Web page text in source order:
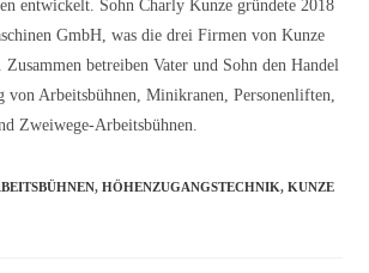
entwickelt. Sohn Charly Kunze gründete 2018
GmbH, was die drei Firmen von Kunze
betreiben Vater und Sohn den Handel
von Arbeitsbühnen, Minikranen, Personenliften,
Zweiwege-Arbeitsbühnen.
, HÖHENZUGANGSTECHNIK, KUNZE